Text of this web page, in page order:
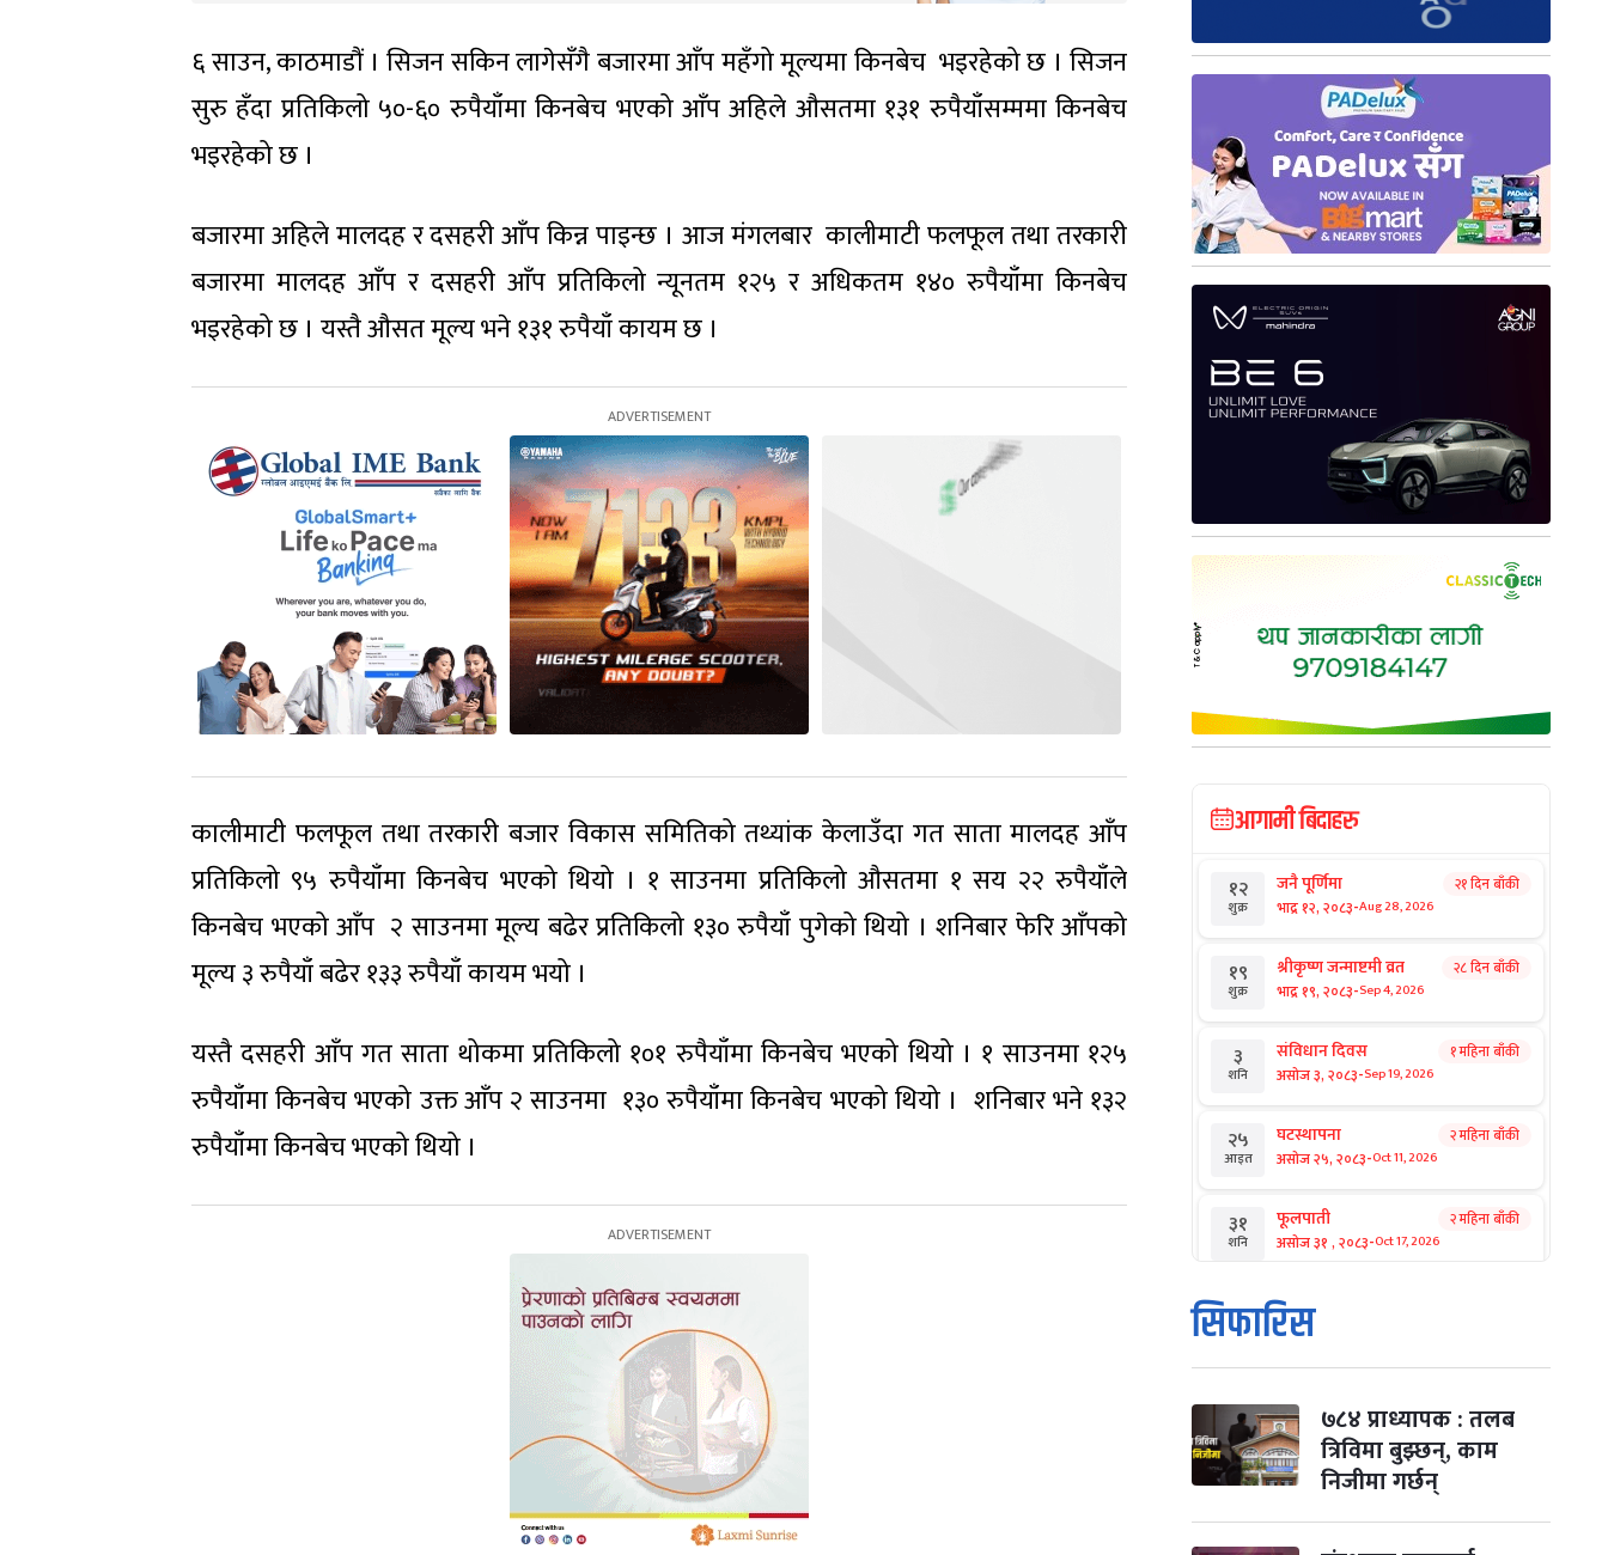
६ साउन, काठमाडौं । सिजन सकिन लागेसँगै बजारमा आँप महँगो मूल्यमा किनबेच भइरहेको छ । सिजन
सुरु हँदा प्रतिकिलो ५०-६० रुपैयाँमा किनबेच भएको आँप अहिले औसतमा १३१ रुपैयाँसम्ममा किनबेच
भइरहेको छ ।
बजारमा अहिले मालदह र दसहरी आँप किन्न पाइन्छ । आज मंगलबार कालीमाटी फलफूल तथा तरकारी
बजारमा मालदह आँप र दसहरी आँप प्रतिकिलो न्यूनतम १२५ र अधिकतम १४० रुपैयाँमा किनबेच
भइरहेको छ । यस्तै औसत मूल्य भने १३१ रुपैयाँ कायम छ ।
कालीमाटी फलफूल तथा तरकारी बजार विकास समितिको तथ्यांक केलाउँदा गत साता मालदह आँप
प्रतिकिलो ९५ रुपैयाँमा किनबेच भएको थियो । १ साउनमा प्रतिकिलो औसतमा १ सय २२ रुपैयाँले
किनबेच भएको आँप २ साउनमा मूल्य बढेर प्रतिकिलो १३० रुपैयाँ पुगेको थियो । शनिबार फेरि आँपको
मूल्य ३ रुपैयाँ बढेर १३३ रुपैयाँ कायम भयो ।
यस्तै दसहरी आँप गत साता थोकमा प्रतिकिलो १०१ रुपैयाँमा किनबेच भएको थियो । १ साउनमा १२५
रुपैयाँमा किनबेच भएको उक्त आँप २ साउनमा १३० रुपैयाँमा किनबेच भएको थियो । शनिबार भने १३२
रुपैयाँमा किनबेच भएको थियो ।
आगामी बिदाहरु
१२
शुक्र
जनै पूर्णिमा
भाद्र १२, २०८३-Aug 28, 2026
२१ दिन बाँकी
१९
शुक्र
श्रीकृष्ण जन्माष्टमी व्रत
भाद्र १९, २०८३-Sep 4, 2026
२८ दिन बाँकी
३
शनि
संविधान दिवस
असोज ३, २०८३-Sep 19, 2026
१ महिना बाँकी
२५
आइत
घटस्थापना
असोज २५, २०८३-Oct 11, 2026
२ महिना बाँकी
३१
शनि
फूलपाती
असोज ३१ , २०८३-Oct 17, 2026
२ महिना बाँकी
१
आइत
कार्तिक सङ्क्रान्ति
कार्तिक १, २०८३
मंगल कार्तिक ३, २०८३ -Oct 20, 2026
४ विजयादशमी
कार्तिक ४, २०८३-Oct 21, 2026
सिफारिस
७८४ प्राध्यापक : तलब
त्रिविमा बुझ्छन्, काम
निजीमा गर्छन्